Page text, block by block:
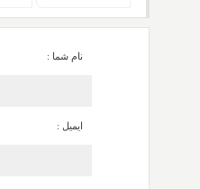
نام شما :
ایمیل :